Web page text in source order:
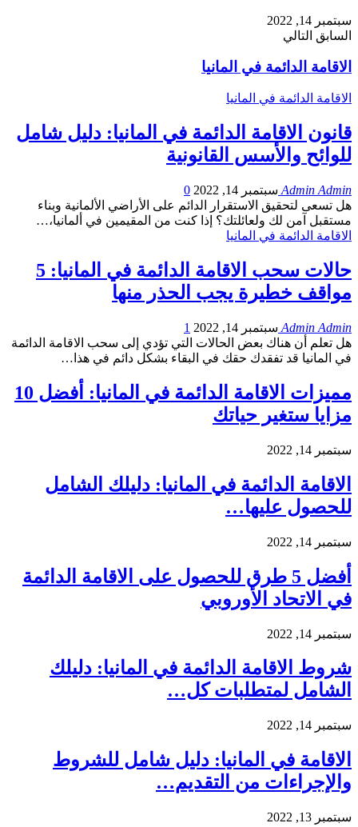
سبتمبر 14, 2022
السابق التالي
الاقامة الدائمة في المانيا
الاقامة الدائمة في المانيا
قانون الاقامة الدائمة في المانيا: دليل شامل
للوائح والأسس القانونية
Admin Admin سبتمبر 14, 2022
0
هل تسعى لتحقيق الاستقرار الدائم على الأراضي الألمانية وبناء
مستقبل آمن لك ولعائلتك؟ إذا كنت من المقيمين في ألمانيا،…
الاقامة الدائمة في المانيا
حالات سحب الاقامة الدائمة في المانيا: 5
مواقف خطيرة يجب الحذر منها
Admin Admin سبتمبر 14, 2022
1
هل تعلم أن هناك بعض الحالات التي تؤدي إلى سحب الاقامة الدائمة
في المانيا قد تفقدك حقك في البقاء بشكل دائم في هذا…
مميزات الاقامة الدائمة في المانيا: أفضل 10
مزايا ستغير حياتك
سبتمبر 14, 2022
الاقامة الدائمة في المانيا: دليلك الشامل
للحصول عليها…
سبتمبر 14, 2022
أفضل 5 طرق للحصول على الاقامة الدائمة
في الاتحاد الأوروبي
سبتمبر 14, 2022
شروط الاقامة الدائمة في المانيا: دليلك
الشامل لمتطلبات كل…
سبتمبر 14, 2022
الاقامة في المانيا: دليل شامل للشروط
والإجراءات من التقديم…
سبتمبر 13, 2022